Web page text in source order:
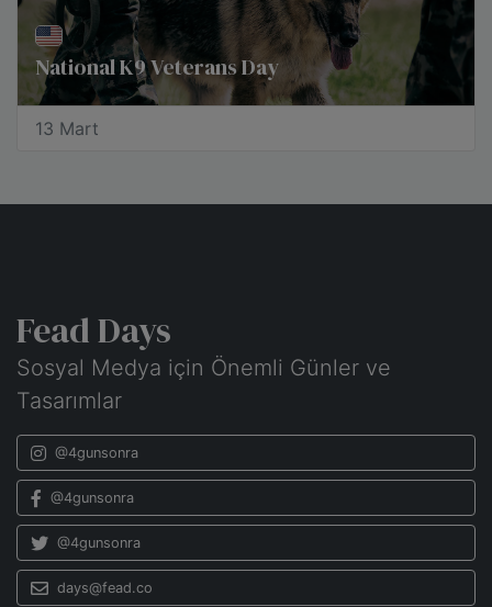
National K9 Veterans Day
13 Mart
Fead Days
Sosyal Medya için Önemli Günler ve
Tasarımlar
@4gunsonra
@4gunsonra
@4gunsonra
days@fead.co